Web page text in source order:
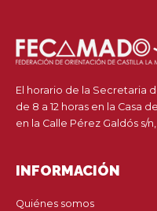
El horario de la Secretaria
de 8 a 12 horas en la Casa
en la Calle Pérez Galdós s/
INFORMACIÓN
Quiénes somos